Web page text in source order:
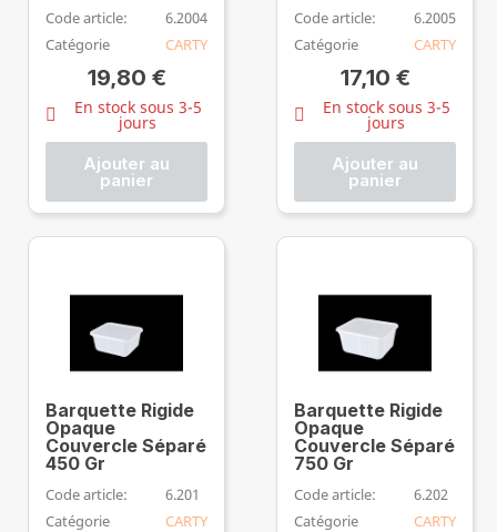
Code article:
6.2004
Catégorie
CARTY
19,80 €
En stock sous 3-5
jours
Ajouter au
panier
Code article:
6.2005
Catégorie
CARTY
17,10 €
En stock sous 3-5
jours
Ajouter au
panier
Barquette Rigide
Opaque
Couvercle Séparé
450 Gr
Code article:
6.201
Catégorie
CARTY
Barquette Rigide
Opaque
Couvercle Séparé
750 Gr
Code article:
6.202
Catégorie
CARTY